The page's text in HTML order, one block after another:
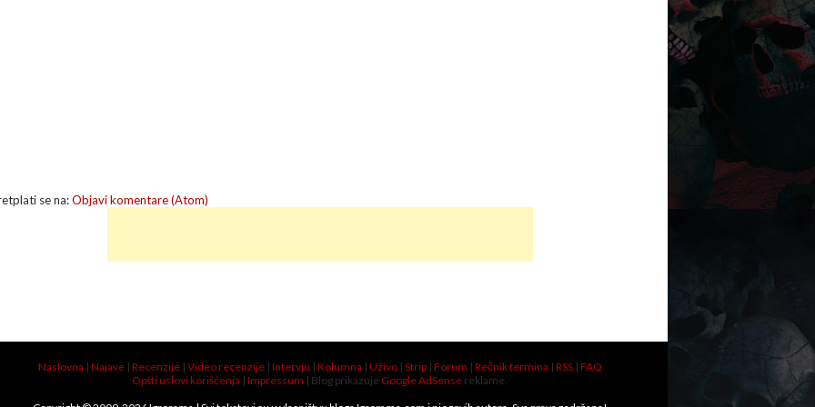
se na:Objavi komentare (Atom)
Naslovna | Najave| Recenzije| Video recenzije| Intervju | Kolumna | Uživo| Strip| Forum | Rečnik termina | RSS| FAQ
Opšti uslovi korišćenja | Impressum | Blog prikazuje Google AdSense reklame.